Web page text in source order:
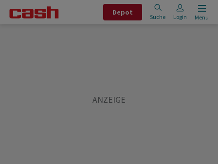
Depot
Suche Login Menu